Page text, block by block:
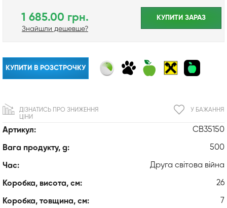
Артикул: CB35150
Вага продукту, g: 500
Час: Друга світова війна
Коробка, висота, см: 26
Коробка, товщина, см: 7
1 685.00 грн.
Знайшли дешевше?
КУПИТИ ЗАРАЗ
КУПИТИ В РОЗСТРОЧКУ
У БАЖАННЯ
ДІЗНАТИСЬ ПРО ЗНИЖЕННЯ
ЦІНИ